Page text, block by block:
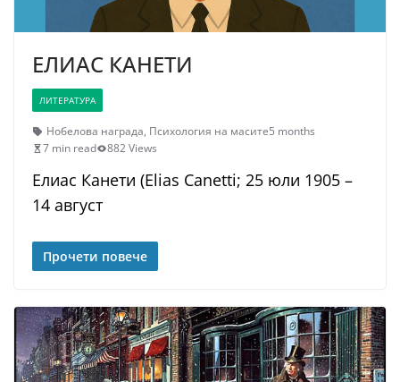
ЕЛИАС КАНЕТИ
ЛИТЕРАТУРА
Нобелова награда, Психология на масите5 months
7 min read
882 Views
Елиас Канети (Elias Canetti; 25 юли 1905 –
14 август
Прочети повече